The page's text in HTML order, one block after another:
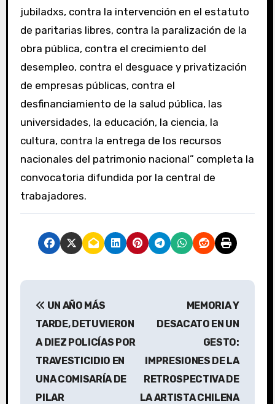
jubiladxs, contra la intervención en el estatuto
de paritarias libres, contra la paralización de la
obra pública, contra el crecimiento del
desempleo, contra el desguace y privatización
de empresas públicas, contra el
desfinanciamiento de la salud pública, las
universidades, la educación, la ciencia, la
cultura, contra la entrega de los recursos
nacionales del patrimonio nacional” completa la
convocatoria difundida por la central de
trabajadores.
N
UN AÑO MÁS
TARDE, DETUVIERON
A DIEZ POLICÍAS POR
TRAVESTICIDIO EN
UNA COMISARÍA DE
PILAR
MEMORIA Y
DESACATO EN UN
GESTO:
IMPRESIONES DE LA
RETROSPECTIVA DE
LA ARTISTA CHILENA